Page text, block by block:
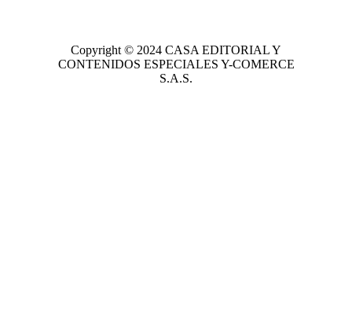
Copyright © 2024 CASA EDITORIALY
CONTENIDOS ESPECIALES Y-COMERCE
S.A.S.